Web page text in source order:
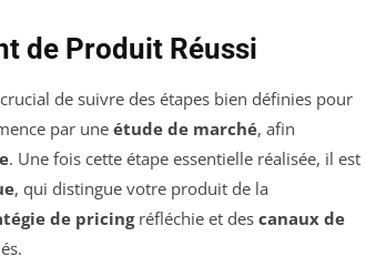
de Produit Réussi
de suivre des étapes bien définies pour
par uneétude de marché, afin
. Une fois cette étape essentielle réalisée, il est
, qui distingue votre produit de la
de pricingréfléchie et des canaux de